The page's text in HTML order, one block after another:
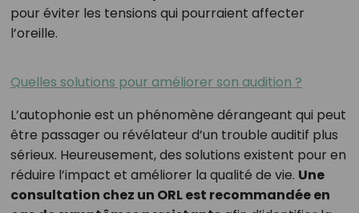
pour éviter les tensions qui pourraient affecter
l’oreille.
Quelles solutions pour améliorer son audition ?
L’autophonie est un phénomène dérangeant qui peut
être passager ou révélateur d’un trouble auditif plus
sérieux. Heureusement, des solutions existent pour en
réduire l’impact et améliorer la qualité de vie. Une
consultation chez un ORL est recommandée en